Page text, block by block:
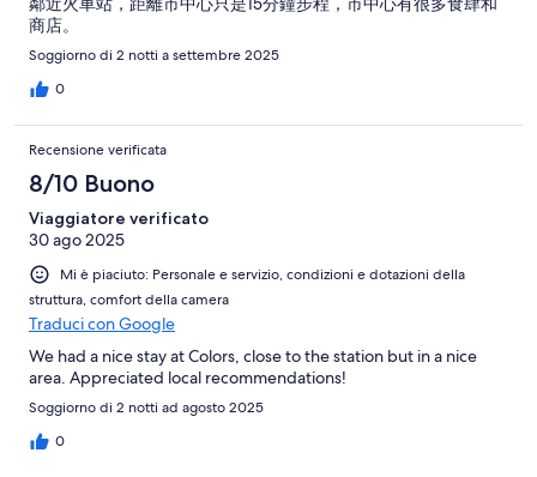
商店。
Soggiorno di 2 notti a settembre 2025
0
Recensione verificata
8/10 Buono
Viaggiatore verificato
30 ago 2025
Mi è piaciuto: Personale e servizio, condizioni e dotazioni della
struttura, comfort della camera
Traduci con Google
We had a nice stay at Colors, close to the station but in a nice
area. Appreciated local recommendations!
Soggiorno di 2 notti ad agosto 2025
0